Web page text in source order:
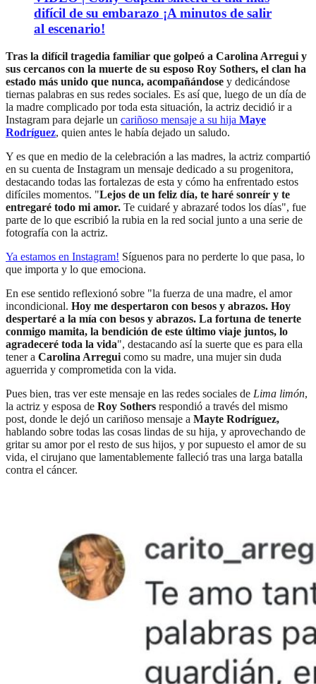
difícil de su embarazo ¡A minutos de salir
al escenario!
Tras la difícil tragedia familiar que golpeó a Carolina Arregui y
sus cercanos con la muerte de su esposo Roy Sothers, el clan ha
estado más unido que nunca, acompañándose y dedicándose
tiernas palabras en sus redes sociales. Es así que, luego de un día de
la madre complicado por toda esta situación, la actriz decidió ir a
Instagram para dejarle un cariñoso mensaje a su hija Maye
Rodríguez, quien antes le había dejado un saludo.
Y es que en medio de la celebración a las madres, la actriz compartió
en su cuenta de Instagram un mensaje dedicado a su progenitora,
destacando todas las fortalezas de esta y cómo ha enfrentado estos
difíciles momentos. "Lejos de un feliz día, te haré sonreír y te
entregaré todo mi amor. Te cuidaré y abrazaré todos los días", fue
parte de lo que escribió la rubia en la red social junto a una serie de
fotografía con la actriz.
Ya estamos en Instagram! Síguenos para no perderte lo que pasa, lo
que importa y lo que emociona.
En ese sentido reflexionó sobre "la fuerza de una madre, el amor
incondicional. Hoy me despertaron con besos y abrazos. Hoy
despertaré a la mía con besos y abrazos. La fortuna de tenerte
conmigo mamita, la bendición de este último viaje juntos, lo
agradeceré toda la vida", destacando así la suerte que es para ella
tener a Carolina Arregui como su madre, una mujer sin duda
aguerrida y comprometida con la vida.
Pues bien, tras ver este mensaje en las redes sociales de Lima limón,
la actriz y esposa de Roy Sothers respondió a través del mismo
post, donde le dejó un cariñoso mensaje a Mayte Rodríguez,
hablando sobre todas las cosas lindas de su hija, y aprovechando de
gritar su amor por el resto de sus hijos, y por supuesto el amor de su
vida, el cirujano que lamentablemente falleció tras una larga batalla
contra el cáncer.